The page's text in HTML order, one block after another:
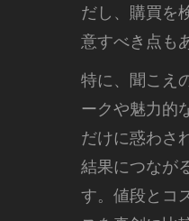
だし、購買を
意すべき点も
特に、聞こえ
ークや魅力的
だけに惑わさ
結果につなが
す。値段とコ